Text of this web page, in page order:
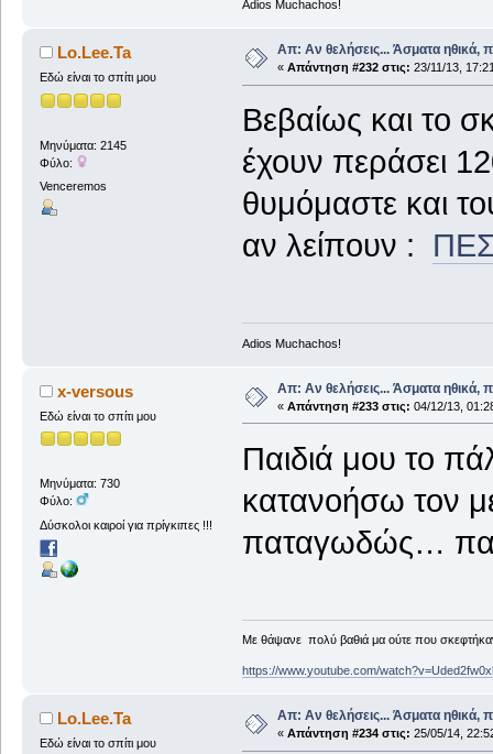
Adios Muchachos!
Lo.Lee.Ta
Εδώ είναι το σπίτι μου
Μηνύματα: 2145
Φύλο:
Venceremos
Απ: Αν θελήσεις... Άσματα ηθικά,
« Απάντηση #232 στις: 23/11/13,
Βεβαίως και το
έχουν περάσει
θυμόμαστε και
αν λείπουν :
Adios Muchachos!
x-versous
Εδώ είναι το σπίτι μου
Μηνύματα: 730
Φύλο:
Δύσκολοι καιροί για πρίγκιπες !!!
Απ: Αν θελήσεις... Άσματα ηθικά,
« Απάντηση #233 στις: 04/12/13,
Παιδιά μου το
κατανοήσω τον
παταγωδώς…
Με θάψανε πολύ βαθιά μα ούτε που
https://www.youtube.com/
Lo.Lee.Ta
Εδώ είναι το σπίτι μου
Απ: Αν θελήσεις... Άσματα ηθικά,
« Απάντηση #234 στις: 25/05/14,